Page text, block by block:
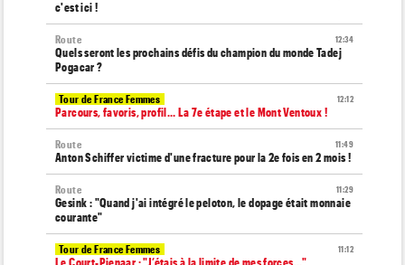
c'est ici !
12:34
Route
Quels seront les prochains défis du champion du monde Tadej
Pogacar ?
12:12
Tour de France Femmes
Parcours, favoris, profil… La 7e étape et le Mont Ventoux !
11:49
Route
Anton Schiffer victime d'une fracture pour la 2e fois en 2 mois !
11:29
Route
Gesink : "Quand j'ai intégré le peloton, le dopage était monnaie
courante"
11:12
Tour de France Femmes